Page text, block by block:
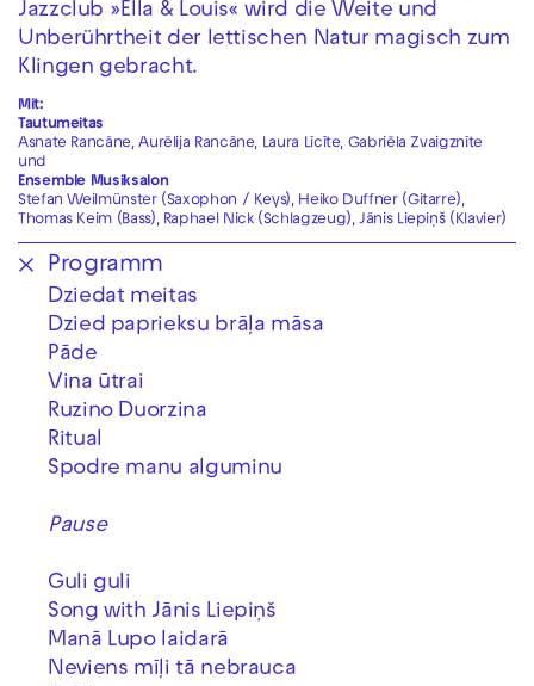
Jazzclub »Ella & Louis« wird die Weite und
Unberührtheit der lettischen Natur magisch zum
Klingen gebracht.
Mit:
Tautumeitas
Asnate Rancāne, Aurēlija Rancāne, Laura Līcīte, Gabriēla Zvaigznīte
und
Ensemble Musiksalon
Stefan Weilmünster (Saxophon / Keys), Heiko Duffner (Gitarre),
Thomas Keim (Bass), Raphael Nick (Schlagzeug), Jānis Liepiņš (Klavier)
Programm
Dziedat meitas
Dzied paprieksu brāļa māsa
Pāde
Vina ūtrai
Ruzino Duorzina
Ritual
Spodre manu alguminu
Pause
Guli guli
Song with Jānis Liepiņš
Manā Lupo laidarā
Neviens mīļi tā nebrauca